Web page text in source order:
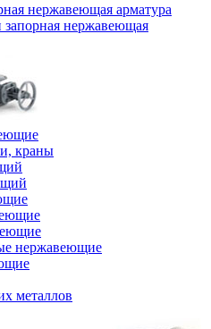
нержавеющая арматура
запорная нержавеющая
краны
нержавеющие
металлов